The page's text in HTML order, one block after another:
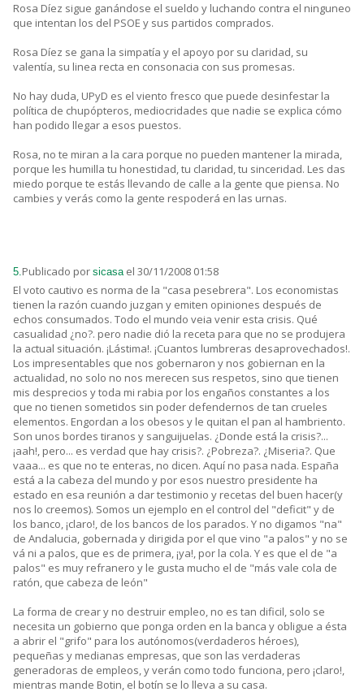
Rosa Díez sigue ganándose el sueldo y luchando contra el ninguneo
que intentan los del PSOE y sus partidos comprados.
Rosa Díez se gana la simpatía y el apoyo por su claridad, su
valentía, su linea recta en consonacia con sus promesas.
No hay duda, UPyD es el viento fresco que puede desinfestar la
política de chupópteros, mediocridades que nadie se explica cómo
han podido llegar a esos puestos.
Rosa, no te miran a la cara porque no pueden mantener la mirada,
porque les humilla tu honestidad, tu claridad, tu sinceridad. Les das
miedo porque te estás llevando de calle a la gente que piensa. No
cambies y verás como la gente respoderá en las urnas.
5.Publicado por sicasa el 30/11/2008 01:58
El voto cautivo es norma de la "casa pesebrera". Los economistas
tienen la razón cuando juzgan y emiten opiniones después de
echos consumados. Todo el mundo veia venir esta crisis. Qué
casualidad ¿no?. pero nadie dió la receta para que no se produjera
la actual situación. ¡Lástima!. ¡Cuantos lumbreras desaprovechados!.
Los impresentables que nos gobernaron y nos gobiernan en la
actualidad, no solo no nos merecen sus respetos, sino que tienen
mis desprecios y toda mi rabia por los engaños constantes a los
que no tienen sometidos sin poder defendernos de tan crueles
elementos. Engordan a los obesos y le quitan el pan al hambriento.
Son unos bordes tiranos y sanguijuelas. ¿Donde está la crisis?...
¡aah!, pero... es verdad que hay crisis?. ¿Pobreza?. ¿Miseria?. Que
vaaa... es que no te enteras, no dicen. Aquí no pasa nada. España
está a la cabeza del mundo y por esos nuestro presidente ha
estado en esa reunión a dar testimonio y recetas del buen hacer(y
nos lo creemos). Somos un ejemplo en el control del "deficit" y de
los banco, ¡claro!, de los bancos de los parados. Y no digamos "na"
de Andalucia, gobernada y dirigida por el que vino "a palos" y no se
vá ni a palos, que es de primera, ¡ya!, por la cola. Y es que el de "a
palos" es muy refranero y le gusta mucho el de "más vale cola de
ratón, que cabeza de león"
La forma de crear y no destruir empleo, no es tan dificil, solo se
necesita un gobierno que ponga orden en la banca y obligue a ésta
a abrir el "grifo" para los autónomos(verdaderos héroes),
pequeñas y medianas empresas, que son las verdaderas
generadoras de empleos, y verán como todo funciona, pero ¡claro!,
mientras mande Botin, el botín se lo lleva a su casa.